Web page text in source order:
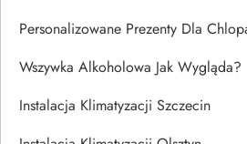
Personalizowane Prezenty Dla
Wszywka Alkoholowa Jak Wygląda?
Instalacja Klimatyzacji Szczecin